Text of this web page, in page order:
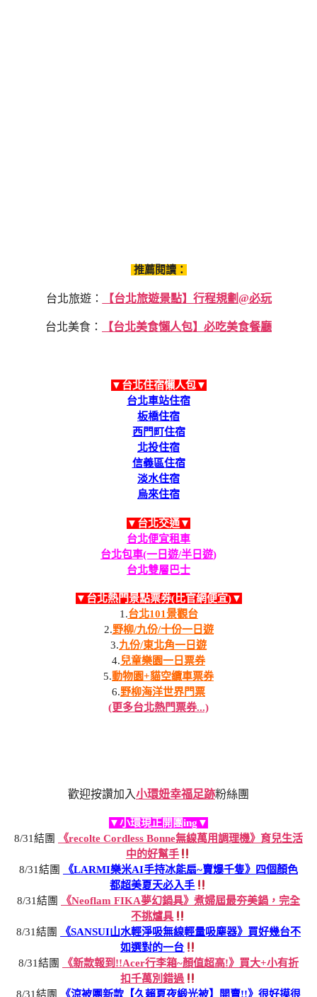
推薦閱讀：
台北旅遊： 【台北旅遊景點】行程規劃@必玩
台北美食： 【台北美食懶人包】必吃美食餐廳
▼台北住宿懶人包▼
台北車站住宿
板橋住宿
西門町住宿
北投住宿
信義區住宿
淡水住宿
烏來住宿
▼台北交通▼
台北便宜租車
台北包車(一日遊/半日遊)
台北雙層巴士
▼台北熱門景點票券(比官網便宜)▼
1.台北101景觀台
2.野柳/九份/十份一日遊
3.九份/東北角一日遊
4.兒童樂園一日票券
5.動物園+貓空纜車票券
6.野柳海洋世界門票
(更多台北熱門票券...)
歡迎按讚加入小環妞幸福足跡粉絲團
▼小環現正開團ing▼
8/31結團
《recolte Cordless Bonne無線萬用調理機》育兒生活
中的好幫手
8/31結團
《LARMI樂米AI手持冰能扇~賣爆千隻》四個顏色
都超美夏天必入手
8/31結團
《Neoflam FIKA夢幻鍋具》煮婦屆最夯美鍋，完全
不挑爐具
8/31結團
《SANSUI山水輕淨吸無線輕量吸塵器》買好幾台不
如選對的一台
8/31結團
《新款報到!!Acer行李箱~顏值超高!》買大+小有折
扣千萬別錯過
8/31結團
《涼被團新款【久賴夏夜緞光被】開賣!!》很好摸很